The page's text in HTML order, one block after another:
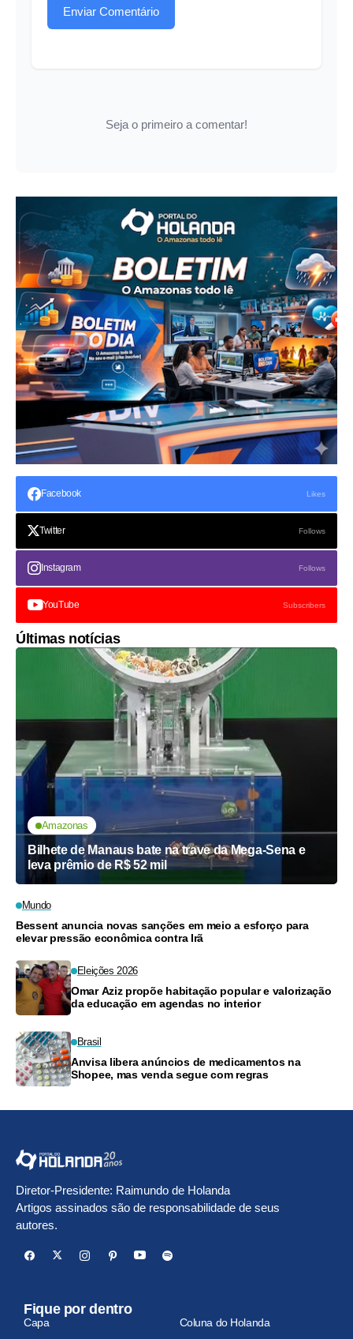
Enviar Comentário
Seja o primeiro a comentar!
Facebook Likes
Twitter Follows
Instagram Follows
YouTube Subscribers
Últimas notícias
Amazonas
Bilhete de Manaus bate na trave da Mega-Sena e
leva prêmio de R$ 52 mil
Mundo
Bessent anuncia novas sanções em meio a esforço para
elevar pressão econômica contra Irã
Eleições 2026
Omar Aziz propõe habitação popular e valorização
da educação em agendas no interior
Brasil
Anvisa libera anúncios de medicamentos na
Shopee, mas venda segue com regras
Diretor-Presidente: Raimundo de Holanda
Artigos assinados são de responsabilidade de seus
autores.
Fique por dentro
Capa
Coluna do Holanda